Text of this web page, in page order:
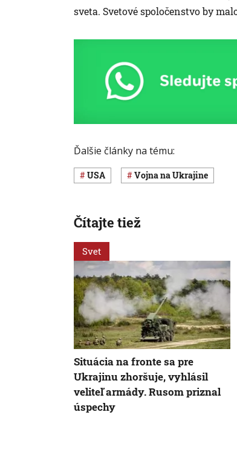
sveta. Svetové spoločenstvo by
Ďalšie články na tému:
USA vojna na Ukrajine
Čítajte tiež
Svet
Situácia na fronte sa pre
Ukrajinu zhoršuje, vyhlásil
veliteľ armády. Rusom priznal
úspechy